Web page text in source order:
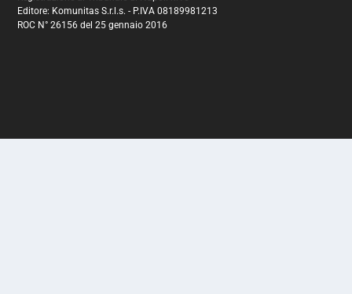
Editore: Komunitas S.r.l.s. - P.IVA 08189981213
ROC N° 26156 del 25 gennaio 2016